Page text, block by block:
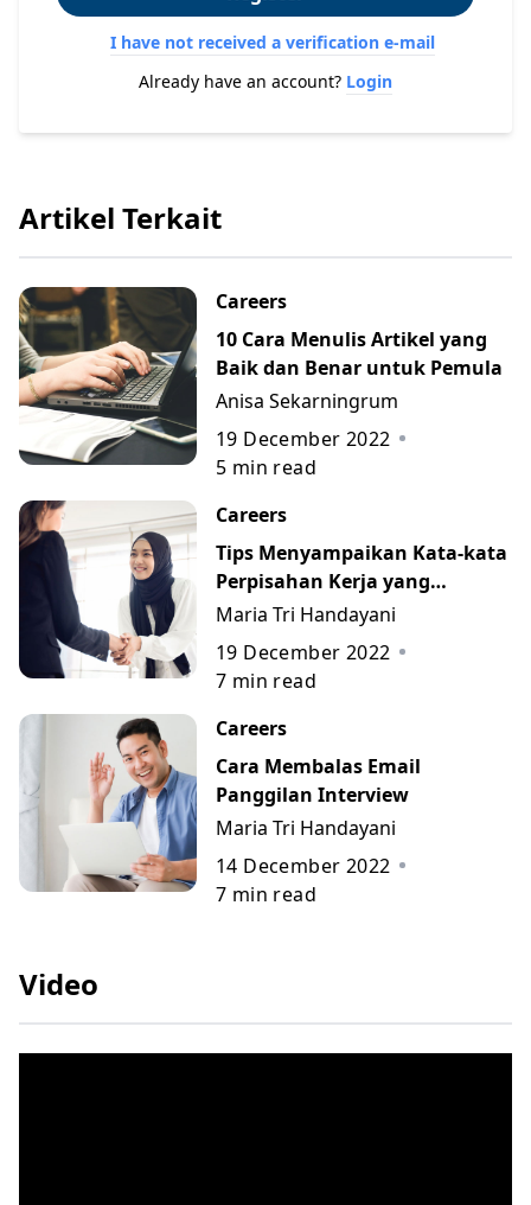
I have not received a verification e-mail
Already have an account? Login
Artikel Terkait
Careers
10 Cara Menulis Artikel yang
Baik dan Benar untuk Pemula
Anisa Sekarningrum
19 December 2022
5 min read
Careers
Tips Menyampaikan Kata-kata
Perpisahan Kerja yang
Berkesan beserta Contohnya
Maria Tri Handayani
19 December 2022
7 min read
Careers
Cara Membalas Email
Panggilan Interview
Maria Tri Handayani
14 December 2022
7 min read
Video